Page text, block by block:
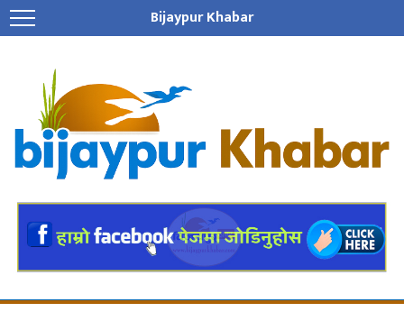
Bijaypur Khabar